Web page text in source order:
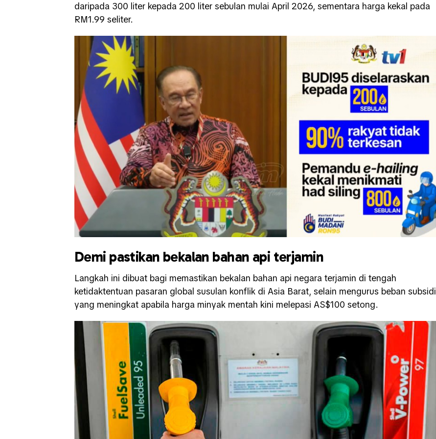
daripada 300 liter kepada 200 liter sebulan mulai April 2026, sementara harga kekal pada
RM1.99 seliter.
Demi pastikan bekalan bahan api terjamin
Langkah ini dibuat bagi memastikan bekalan bahan api negara terjamin di tengah
ketidaktentuan pasaran global susulan konflik di Asia Barat, selain mengurus beban subsidi
yang meningkat apabila harga minyak mentah kini melepasi AS$100 setong.